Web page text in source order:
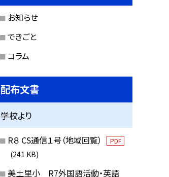
お知らせ
できごと
コラム
配布文書
学校より
R８ CS通信１号（地域回覧） PDF
(241 KB)
美土里小 R7外国語活動・英語